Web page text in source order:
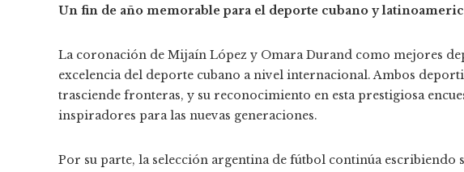
Un fin de año memorable para el deporte cubano y
La coronación de Mijaín López y Omara Durand como mejores
excelencia del deporte cubano a nivel internacional. Ambos
trasciende fronteras, y su reconocimiento en esta prestigiosa
inspiradores para las nuevas generaciones.
Por su parte, la selección argentina de fútbol continúa escribiendo